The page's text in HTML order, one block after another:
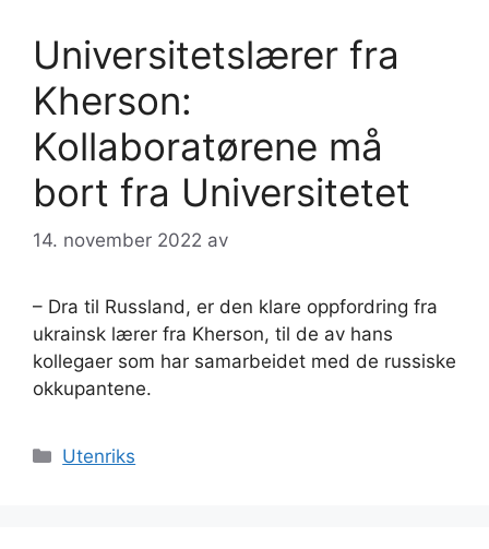
Universitetslærer fra
Kherson:
Kollaboratørene må
bort fra Universitetet
14. november 2022 av
– Dra til Russland, er den klare oppfordring fra
ukrainsk lærer fra Kherson, til de av hans
kollegaer som har samarbeidet med de russiske
okkupantene.
Kategorier
Utenriks